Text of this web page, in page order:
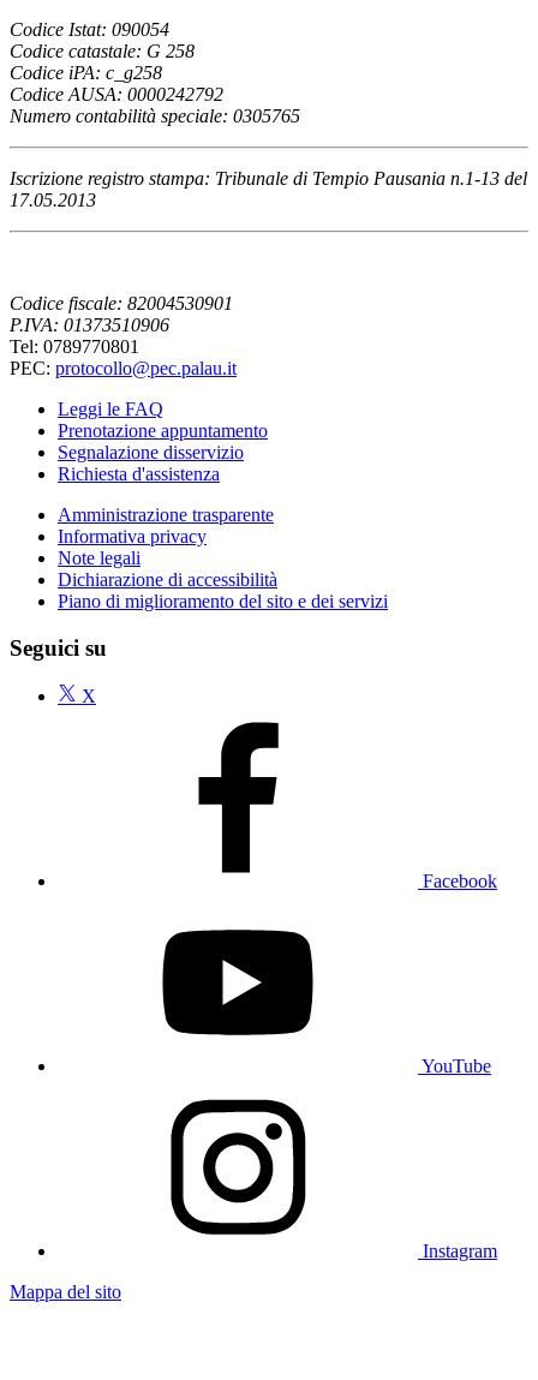
Codice Istat: 090054
Codice catastale: G 258
Codice iPA: c_g258
Codice AUSA: 0000242792
Numero contabilità speciale: 0305765
Iscrizione registro stampa: Tribunale di Tempio Pausania n.1-13 del
17.05.2013
Codice fiscale: 82004530901
P.IVA: 01373510906
Tel: 0789770801
PEC: protocollo@pec.palau.it
Leggi le FAQ
Prenotazione appuntamento
Segnalazione disservizio
Richiesta d'assistenza
Amministrazione trasparente
Informativa privacy
Note legali
Dichiarazione di accessibilità
Piano di miglioramento del sito e dei servizi
Seguici su
X
Facebook
YouTube
Instagram
Mappa del sito